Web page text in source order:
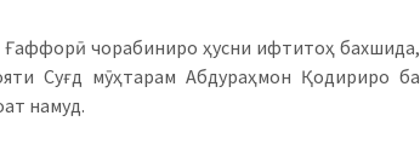
чорабиниро ҳусни ифтитоҳ бахшида,
Суғд мӯҳтарам Абдураҳмон Қодириро ба
намуд.